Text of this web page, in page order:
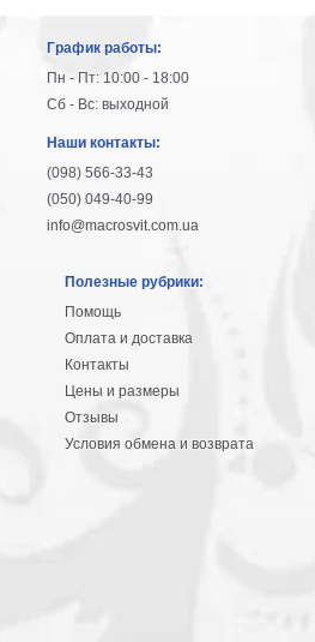
График работы:
Пн - Пт: 10:00 - 18:00
Сб - Вс: выходной
Наши контакты:
(098) 566-33-43
(050) 049-40-99
info@macrosvit.com.ua
Полезные рубрики:
Помощь
Оплата и доставка
Контакты
Цены и размеры
Отзывы
Условия обмена и возврата